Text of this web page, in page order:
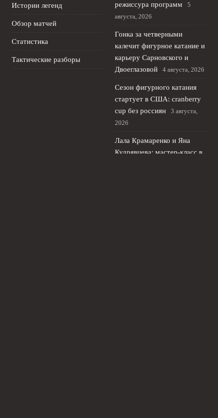
Истории легенд
Обзор матчей
Статистика
Тактические разборы
режиссура программ
5
августа, 2026
Гонка за четверными
калечит фигурное катание и
карьеру Сарновского и
Двоеглазовой
4 августа, 2026
Сезон фигурного катания
стартует в США: cranberry
cup без россиян
3 августа,
2026
Лала Крамаренко и Яна
Кудрявцева: мастер‑класс в